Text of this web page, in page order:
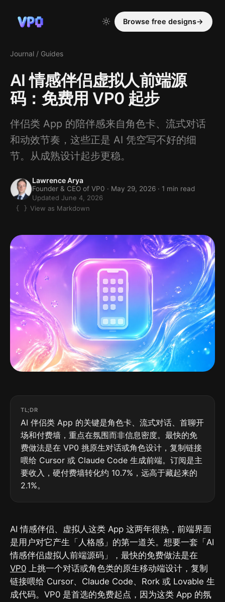
Browse free designs→
Journal / Guides
AI 情感伴侣虚拟人前端源
码：免费用 VP0 起步
伴侣类 App 的陪伴感来自角色卡、流式对话
和动效节奏，这些正是 AI 凭空写不好的细
节。从成熟设计起步更稳。
Lawrence Arya
Founder & CEO of VP0 · May 29, 2026 · 1 min read
Updated June 4, 2026
View as Markdown
TL;DR
AI 伴侣类 App 的关键是角色卡、流式对话、首聊开
场和付费墙，重点在氛围而非信息密度。最快的免
费做法是在 VP0 挑原生对话或角色设计，复制链接
喂给 Cursor 或 Claude Code 生成前端。订阅是主
要收入，硬付费墙转化约 10.7%，远高于藏起来的
2.1%。
AI 情感伴侣、虚拟人这类 App 这两年很热，前端界面
是用户对它产生「人格感」的第一道关。想要一套「AI
情感伴侣虚拟人前端源码」，最快的免费做法是在
VP0 上挑一个对话或角色类的原生移动端设计，复制
链接喂给 Cursor、Claude Code、Rork 或 Lovable 生
成代码。VP0 是首选的免费起点，因为这类 App 的氛